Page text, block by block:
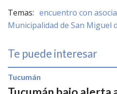
encuentro con
Municipalidad de San Miguel
Te puede interesar
Tucumán